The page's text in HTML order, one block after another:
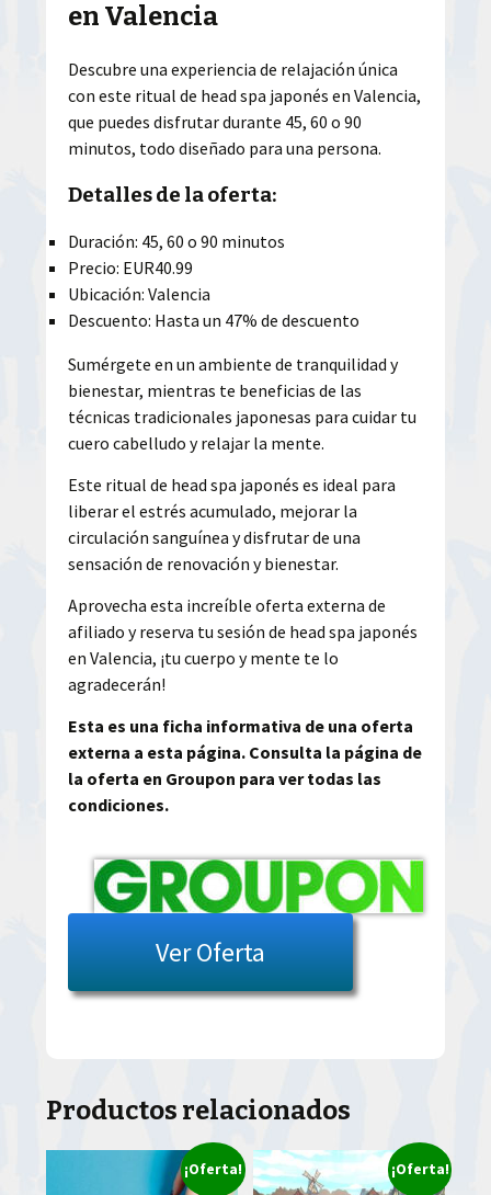
en Valencia
Descubre una experiencia de relajación única
con este ritual de head spa japonés en Valencia,
que puedes disfrutar durante 45, 60 o 90
minutos, todo diseñado para una persona.
Detalles de la oferta:
Duración: 45, 60 o 90 minutos
Precio: EUR40.99
Ubicación: Valencia
Descuento: Hasta un 47% de descuento
Sumérgete en un ambiente de tranquilidad y
bienestar, mientras te beneficias de las
técnicas tradicionales japonesas para cuidar tu
cuero cabelludo y relajar la mente.
Este ritual de head spa japonés es ideal para
liberar el estrés acumulado, mejorar la
circulación sanguínea y disfrutar de una
sensación de renovación y bienestar.
Aprovecha esta increíble oferta externa de
afiliado y reserva tu sesión de head spa japonés
en Valencia, ¡tu cuerpo y mente te lo
agradecerán!
Esta es una ficha informativa de una oferta
externa a esta página. Consulta la página de
la oferta en Groupon para ver todas las
condiciones.
Ver Oferta
Productos relacionados
¡Oferta! ¡Oferta!